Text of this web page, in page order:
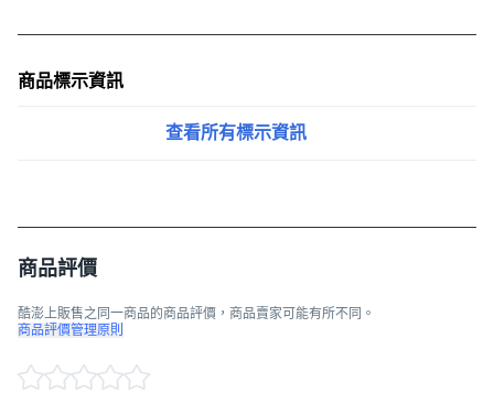
商品標示資訊
查看所有標示資訊
商品評價
酷澎上販售之同一商品的商品評價，商品賣家可能有所不同。
商品評價管理原則